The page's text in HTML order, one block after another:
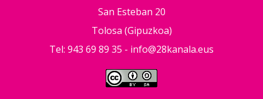
San Esteban 20
Tolosa (Gipuzkoa)
Tel: 943 69 89 35 - info@28kanala.eus